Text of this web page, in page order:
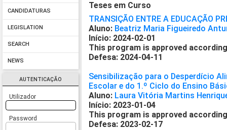
CANDIDATURAS
LEGISLATION
SEARCH
NEWS
AUTENTICAÇÃO
Utilizador
Password
Teses em Curso
TRANSIÇÃO ENTRE A EDUCAÇÃO
Aluno: Beatriz Maria Figueiredo
Início: 2024-02-01
This program is approved
Defesa: 2024-04-11
Sensibilização para o Desperdício
Escolar e do 1.º Ciclo do Ensino
Aluno: Laura Vitória Martins
Início: 2023-01-04
This program is approved
Defesa: 2023-02-17